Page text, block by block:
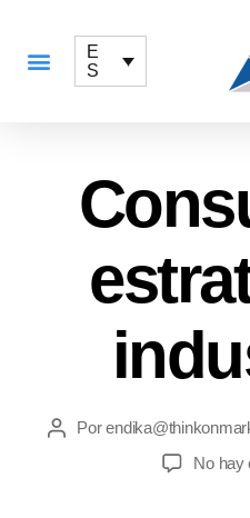
E
S
Por
No hay